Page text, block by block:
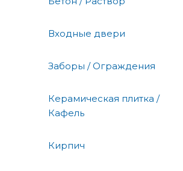
Входные двери
Заборы / Ограждения
Керамическая плитка /
Кафель
Кирпич